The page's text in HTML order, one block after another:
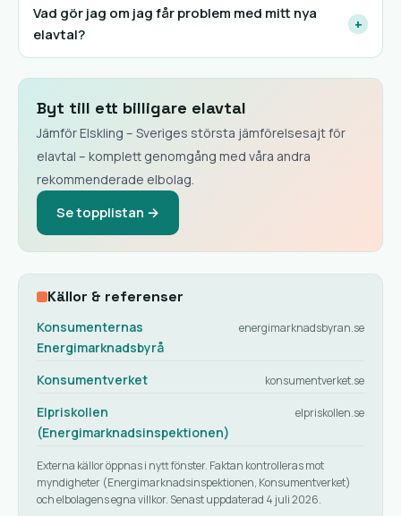
Vad gör jag om jag får problem med mitt nya
elavtal?
+
Byt till ett billigare elavtal
Jämför Elskling – Sveriges största jämförelsesajt för
elavtal – komplett genomgång med våra andra
rekommenderade elbolag.
Se topplistan →
Källor & referenser
Konsumenternas
Energimarknadsbyrå
energimarknadsbyran.se
Konsumentverket konsumentverket.se
Elpriskollen
(Energimarknadsinspektionen)
elpriskollen.se
Externa källor öppnas i nytt fönster. Faktan kontrolleras mot
myndigheter (Energimarknadsinspektionen, Konsumentverket)
och elbolagens egna villkor. Senast uppdaterad 4 juli 2026.